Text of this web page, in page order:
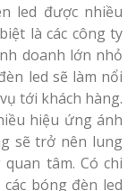
led được nhiều
là các công ty
doanh lớn nhỏ
led sẽ làm nổi
tới khách hàng.
hiệu ứng ánh
sẽ trở nên lung
tâm. Có chi
bóng đèn led